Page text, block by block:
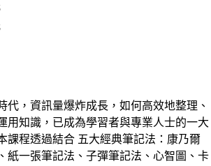
代，資訊量爆炸成長，如何高效地整理、
用知識，已成為學習者與專業人士的一大
課程透過結合 五大經典筆記法：康乃爾
紙一張筆記法、子彈筆記法、心智圖、卡